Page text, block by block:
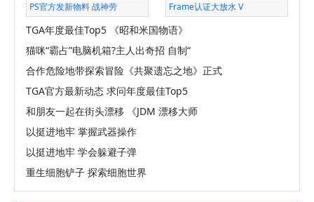
PS官方发新物料 战神劳 Frame认证大放水 V
TGA年度最佳Top5 《昭和米国物语》
猫咪“霸占”电脑机箱?主人出奇招 自制“
合作危险地带探索冒险《共聚遗忘之地》正式
TGA官方最新动态 求问年度最佳Top5
和朋友一起在街头漂移 《JDM 漂移大师
以挺进地牢 掌握武器操作
以挺进地牢 学会躲避子弹
重生细胞铲子 探索细胞世界